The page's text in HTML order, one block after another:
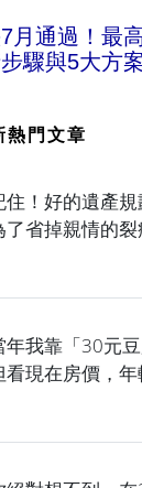
月通過！最
驟與5大方
熱門文章
住！好的遺產
了省掉親情的裂
年我靠「30元
看現在房價，